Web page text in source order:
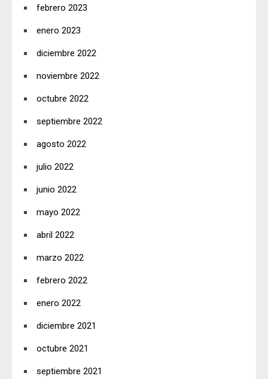
febrero 2023
enero 2023
diciembre 2022
noviembre 2022
octubre 2022
septiembre 2022
agosto 2022
julio 2022
junio 2022
mayo 2022
abril 2022
marzo 2022
febrero 2022
enero 2022
diciembre 2021
octubre 2021
septiembre 2021